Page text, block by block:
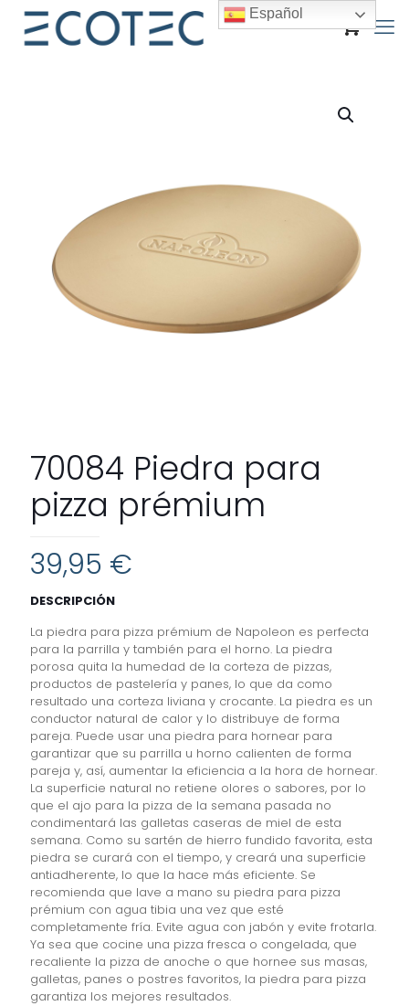
70084 Piedra para
pizza prémium
39,95 €
DESCRIPCIÓN
La piedra para pizza prémium de Napoleon es perfecta
para la parrilla y también para el horno. La piedra
porosa quita la humedad de la corteza de pizzas,
productos de pastelería y panes, lo que da como
resultado una corteza liviana y crocante. La piedra es un
conductor natural de calor y lo distribuye de forma
pareja. Puede usar una piedra para hornear para
garantizar que su parrilla u horno calienten de forma
pareja y, así, aumentar la eficiencia a la hora de hornear.
La superficie natural no retiene olores o sabores, por lo
que el ajo para la pizza de la semana pasada no
condimentará las galletas caseras de miel de esta
semana. Como su sartén de hierro fundido favorita, esta
piedra se curará con el tiempo, y creará una superficie
antiadherente, lo que la hace más eficiente. Se
recomienda que lave a mano su piedra para pizza
prémium con agua tibia una vez que esté
completamente fría. Evite agua con jabón y evite frotarla.
Ya sea que cocine una pizza fresca o congelada, que
recaliente la pizza de anoche o que hornee sus masas,
galletas, panes o postres favoritos, la piedra para pizza
garantiza los mejores resultados.
Español